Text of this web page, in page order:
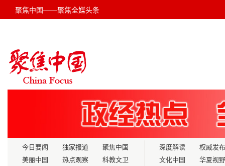
聚焦中国——聚焦全媒头条
今日要闻 独家报道
聚焦中国
美丽中国
热点观察
科教文卫
深度解读
权威发布
文化中国
华夏视野